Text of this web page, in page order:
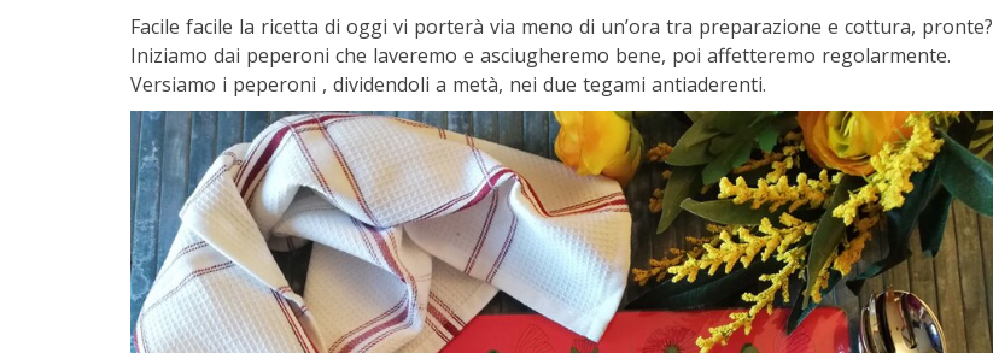
Facile facile la ricetta di oggi vi porterà via meno di un’ora tra preparazione e cottura, pronte?
Iniziamo dai peperoni che laveremo e asciugheremo bene, poi affetteremo regolarmente.
Versiamo i peperoni , dividendoli a metà, nei due tegami antiaderenti.